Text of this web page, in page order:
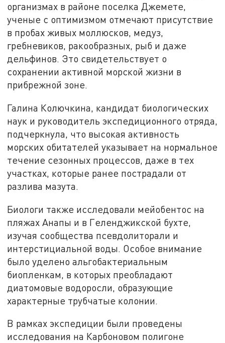
организмах в районе поселка Джемете,
ученые с оптимизмом отмечают присутствие
в пробах живых моллюсков, медуз,
гребневиков, ракообразных, рыб и даже
дельфинов. Это свидетельствует о
сохранении активной морской жизни в
прибрежной зоне.
Галина Колючкина, кандидат биологических
наук и руководитель экспедиционного отряда,
подчеркнула, что высокая активность
морских обитателей указывает на нормальное
течение сезонных процессов, даже в тех
участках, которые ранее пострадали от
разлива мазута.
Биологи также исследовали мейобентос на
пляжах Анапы и в Геленджикской бухте,
изучая сообщества псевдолиторали и
интерстициальной воды. Особое внимание
было уделено альгобактериальным
биопленкам, в которых преобладают
диатомовые водоросли, образующие
характерные трубчатые колонии.
В рамках экспедиции были проведены
исследования на Карбоновом полигоне